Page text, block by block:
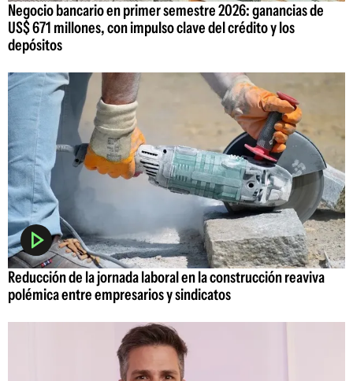
Negocio bancario en primer semestre 2026: ganancias de
US$ 671 millones, con impulso clave del crédito y los
depósitos
Reducción de la jornada laboral en la construcción reaviva
polémica entre empresarios y sindicatos